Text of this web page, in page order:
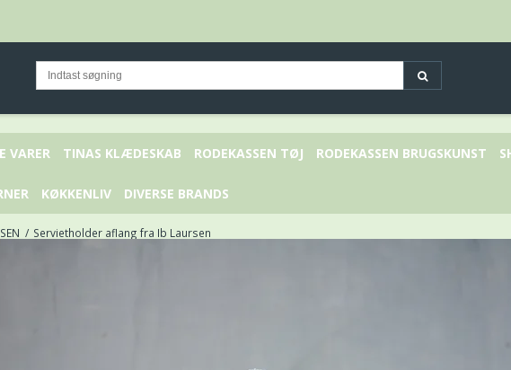
VARER TINAS KLÆDESKAB RODEKASSEN TØJ RODEKASSEN BRUGSKUNST
KØKKENLIV DIVERSE BRANDS
/ Servietholder aflang fra Ib Laursen